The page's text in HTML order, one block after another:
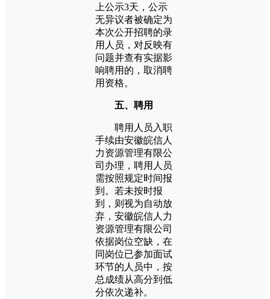
上公示3天，公示
无异议者被确定为
本次公开招聘的录
用人员，对反映有
问题并查有实据影
响聘用的，取消聘
用资格。
五、聘用
聘用人员入职
手续由安徽皖信人
力资源管理有限公
司办理，聘用人员
需按照规定时间报
到。若未按时报
到，则视为自动放
弃，安徽皖信人力
资源管理有限公司
依据岗位空缺，在
同岗位已参加面试
环节的人员中，按
总成绩从高分到低
分依次递补。